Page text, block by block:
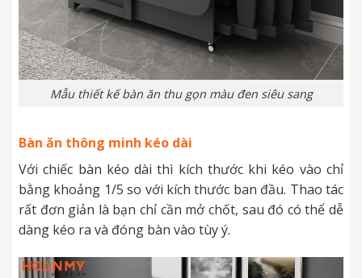
Mẫu thiết kế bàn ăn thu gọn màu đen siêu sang
Bàn ăn thông minh kéo dài
Với chiếc bàn kéo dài thì kích thước khi kéo vào chỉ
bằng khoảng 1/5 so với kích thước ban đầu. Thao tác
rất đơn giản là bạn chỉ cần mở chốt, sau đó có thể dễ
dàng kéo ra và đóng bàn vào tùy ý.